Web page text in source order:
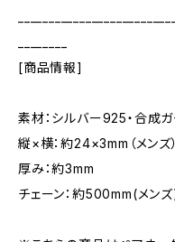
[商品情報]
素材：シルバー925・合成ガ
縦×横：約24×3mm（メンズ
厚み：約3mm
チェーン：約500mm(メン